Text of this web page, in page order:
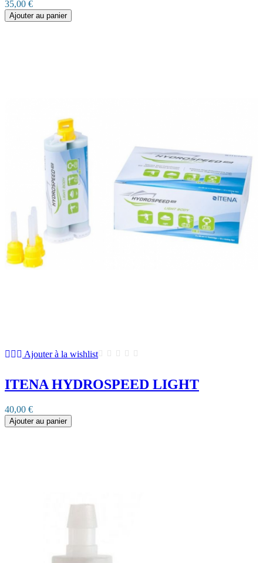
35,00 €
Ajouter au panier
Ajouter à la wishlist
ITENA HYDROSPEED LIGHT
40,00 €
Ajouter au panier